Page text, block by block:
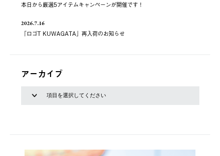
本日から厳選5アイテムキャンペーンが開催です！
2026.7.16
「ロゴT KUWAGATA」再入荷のお知らせ
アーカイブ